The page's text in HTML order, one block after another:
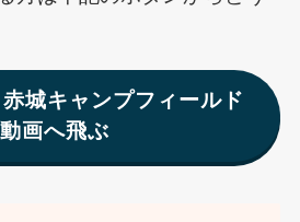
城キャンプフィールド
動画へ飛ぶ